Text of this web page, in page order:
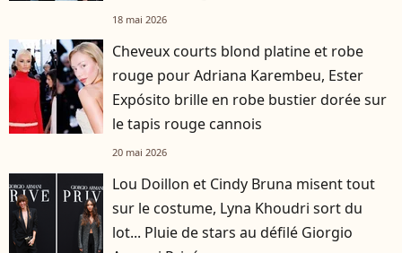
18 mai 2026
Cheveux courts blond platine et robe
rouge pour Adriana Karembeu, Ester
Expósito brille en robe bustier dorée sur
le tapis rouge cannois
20 mai 2026
Lou Doillon et Cindy Bruna misent tout
sur le costume, Lyna Khoudri sort du
lot... Pluie de stars au défilé Giorgio